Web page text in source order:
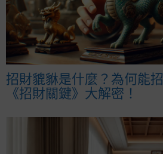
招財貔貅是什麼？為何能
《招財關鍵》大解密！